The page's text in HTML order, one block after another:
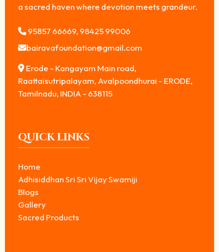
a sacred haven where devotion meets grandeur.
95857 66669, 98425 99006
bairavafoundation@gmail.com
Erode - Kangayam Main road,
Raattaisutripalayam, Avalpoondhurai - ERODE,
Tamilnadu, INDIA - 638115
QUICK LINKS
Home
Adhisiddhan Sri Sri Vijay Swamiji
Blogs
Gallery
Sacred Products